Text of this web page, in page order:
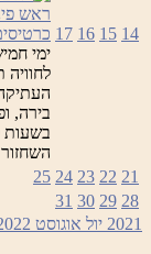
14
15
16
17
ימי
בירה,
21
22
23
24
25
28
29
30
31
2021 יול אוגוסט 2022